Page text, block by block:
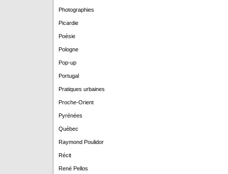
Photographies
Picardie
Poèsie
Pologne
Pop-up
Portugal
Pratiques urbaines
Proche-Orient
Pyrénées
Québec
Raymond Poulidor
Récit
René Pellos